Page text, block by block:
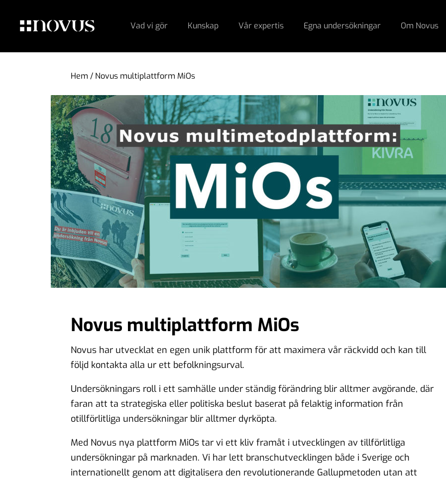
Vad vi gör Kunskap Vår expertis Egna undersökningar Om Novus
Hem / Novus multiplattform MiOs
Novus multiplattform MiOs
Novus har utvecklat en egen unik plattform för att maximera vår räckvidd och kan till
följd kontakta alla ur ett befolkningsurval.
Undersökningars roll i ett samhälle under ständig förändring blir alltmer avgörande, där
faran att ta strategiska eller politiska beslut baserat på felaktig information från
otillförlitliga undersökningar blir alltmer dyrköpta.
Med Novus nya plattform MiOs tar vi ett kliv framåt i utvecklingen av tillförlitliga
undersökningar på marknaden. Vi har lett branschutvecklingen både i Sverige och
internationellt genom att digitalisera den revolutionerande Gallupmetoden utan att